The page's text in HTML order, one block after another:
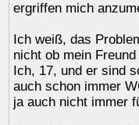
ergriffen mich
Ich weiß, das
nicht ob mein
Ich, 17, und er sind
auch schon immer
ja auch nicht immer